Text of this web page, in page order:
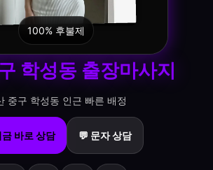
100% 후불제
학성동 출장마사지
중구 학성동 인근 빠른 배정
금 바로 상담 💬 문자 상담